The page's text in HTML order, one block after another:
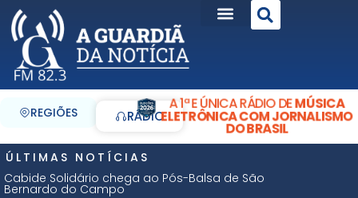
REGIÕES RÁDIO
A 1ª E ÚNICA RÁDIO DEMÚSICA
ELETRÔNICA COM JORNALISMO
DO BRASIL
ÚLTIMAS NOTÍCIAS
Cabide Solidário chega ao Pós-Balsa de São
Bernardo do Campo